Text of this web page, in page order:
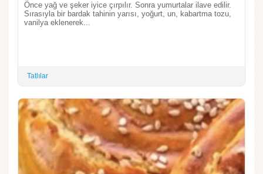
Önce yağ ve şeker iyice çırpılır. Sonra yumurtalar ilave edilir.
Sırasıyla bir bardak tahinin yarısı, yoğurt, un, kabartma tozu,
vanilya eklenerek...
Tatlılar